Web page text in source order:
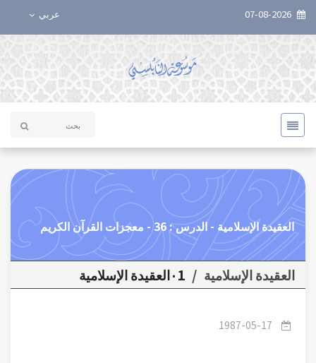
عربي
العقيدة الإسلامية - الدرس : 36 - معجزات القرآن الكريم
العقيدة الإسلامية / ٠1العقيدة الإسلامية
1987-05-17